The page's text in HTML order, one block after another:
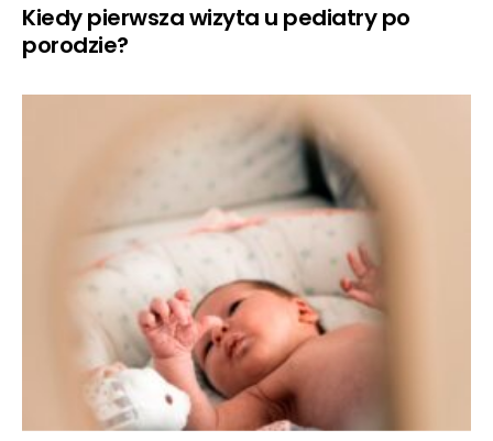
Kiedy pierwsza wizyta u pediatry po
porodzie?